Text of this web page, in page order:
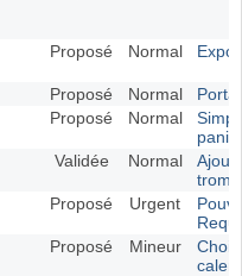
Proposé Normal
Proposé Normal
Proposé Normal
Validée Normal
Ajout
Proposé Urgent
Proposé Mineur